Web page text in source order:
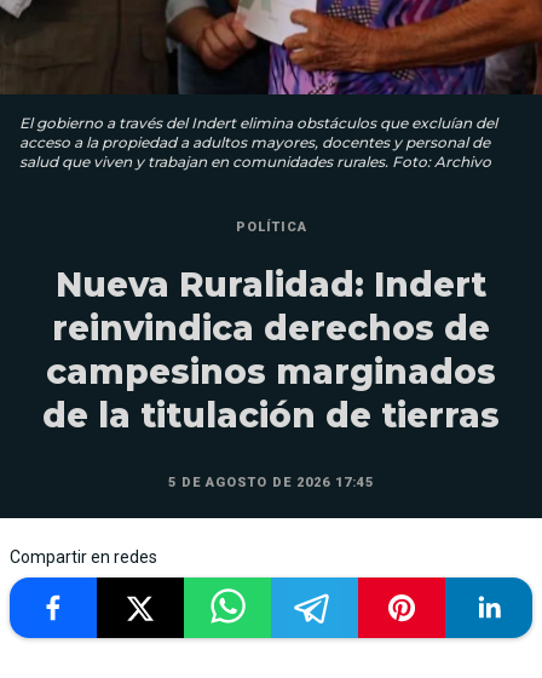
El gobierno a través del Indert elimina obstáculos que excluían del
acceso a la propiedad a adultos mayores, docentes y personal de
salud que viven y trabajan en comunidades rurales. Foto: Archivo
POLÍTICA
Nueva Ruralidad: Indert
reinvindica derechos de
campesinos marginados
de la titulación de tierras
5 DE AGOSTO DE 2026 17:45
Compartir en redes